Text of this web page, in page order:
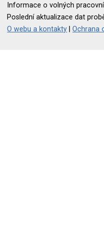
Informace o volných
Poslední aktualizace dat
O webu a kontakty |Ochrana